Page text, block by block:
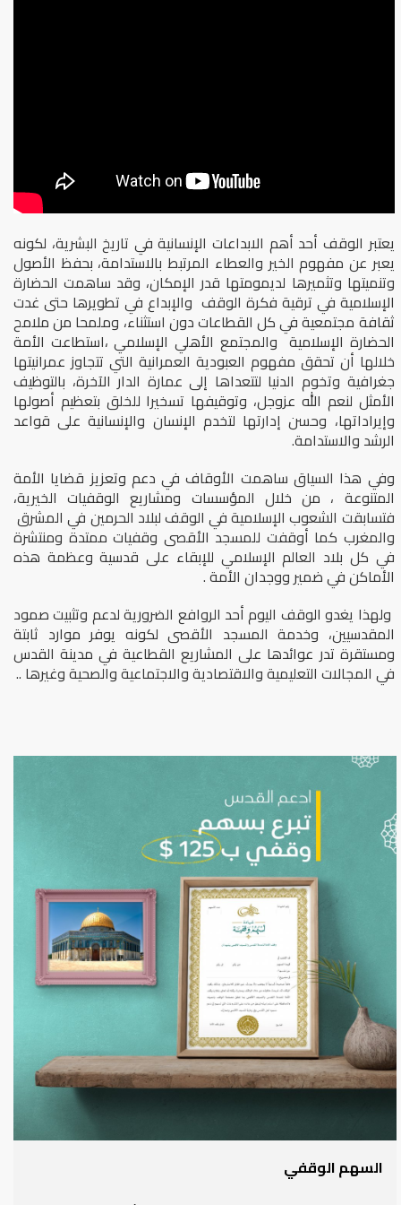
يعتبر الوقف أحد أهم الابداعات الإنسانية في تاريخ البشرية، لكونه
يعبر عن مفهوم الخير والعطاء المرتبط بالاستدامة، بحفظ الأصول
وتنميتها وتثميرها لديمومتها قدر الإمكان، وقد ساهمت الحضارة
الإسلامية في ترقية فكرة الوقف والإبداع في تطويرها حتى غدت
ثقافة مجتمعية في كل القطاعات دون استثناء، وملمحا من ملامح
الحضارة الإسلامية والمجتمع الأهلي الإسلامي ،استطاعت الأمة
خلالها أن تحقق مفهوم العبودية العمرانية التي تتجاوز عمرانيتها
جغرافية وتخوم الدنيا لتتعداها إلى عمارة الدار الآخرة، بالتوظيف
الأمثل لنعم الله عزوجل، وتوقيفها تسخيرا للخلق بتعظيم أصولها
وإيراداتها، وحسن إدارتها لتخدم الإنسان والإنسانية على قواعد
الرشد والاستدامة.
وفي هذا السياق ساهمت الأوقاف في دعم وتعزيز قضايا الأمة
المتنوعة ، من خلال المؤسسات ومشاريع الوقفيات الخيرية،
فتسابقت الشعوب الإسلامية في الوقف لبلاد الحرمين في المشرق
والمغرب كما أوقفت للمسجد الأقصى وقفيات ممتدة ومنتشرة
في كل بلاد العالم الإسلامي للإبقاء على قدسية وعظمة هذه
الأماكن في ضمير ووجدان الأمة .
ولهذا يغدو الوقف اليوم أحد الروافع الضرورية لدعم وتثبيت صمود
المقدسيين، وخدمة المسجد الأقصى لكونه يوفر موارد ثابتة
ومستقرة تدر عوائدها على المشاريع القطاعية في مدينة القدس
في المجالات التعليمية والاقتصادية والاجتماعية والصحية وغيرها ..
السهم الوقفي